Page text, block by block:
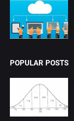
POPULAR POSTS